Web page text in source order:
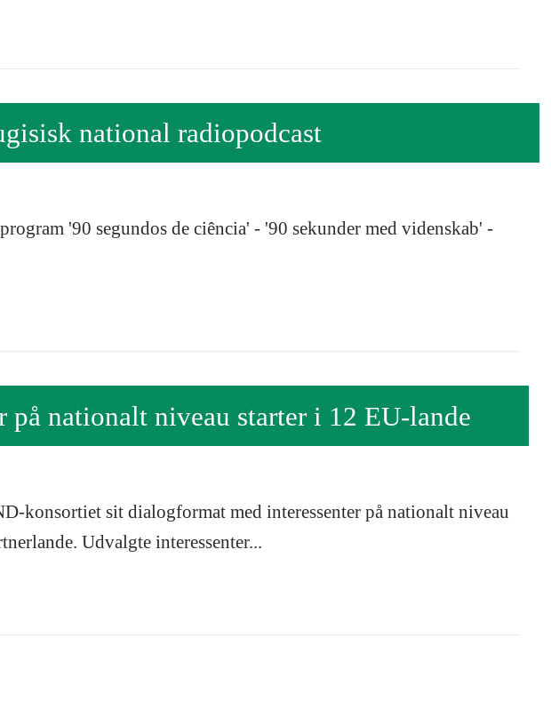
national radiopodcast
'90 segundos de ciência' - '90 sekunder med videnskab' -
på nationalt niveau starter i 12 EU-lande
konsortiet sit dialogformat med interessenter på nationalt niveau
Udvalgte interessenter...